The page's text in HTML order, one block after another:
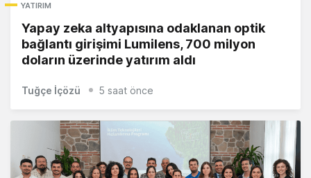
YATIRIM
Yapay zeka altyapısına odaklanan optik
bağlantı girişimi Lumilens, 700 milyon
doların üzerinde yatırım aldı
Tuğçe İçözü 5 saat önce